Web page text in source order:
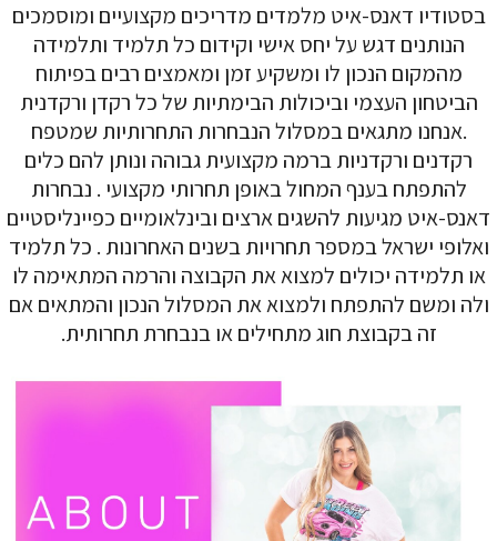
בסטודיו דאנס-איט מלמדים מדריכים מקצועיים ומוסמכים
הנותנים דגש על יחס אישי וקידום כל תלמיד ותלמידה
מהמקום הנכון לו ומשקיע זמן ומאמצים רבים בפיתוח
הביטחון העצמי וביכולות הבימתיות של כל רקדן ורקדנית
.אנחנו מתגאים במסלול הנבחרות התחרותיות שמטפח
רקדנים ורקדניות ברמה מקצועית גבוהה ונותן להם כלים
להתפתח בענף המחול באופן תחרותי מקצועי . נבחרות
דאנס-איט מגיעות להשגים ארצים ובינלאומיים כפיינליסטיים
ואלופי ישראל במספר תחרויות בשנים האחרונות . כל תלמיד
או תלמידה יכולים למצוא את הקבוצה והרמה המתאימה לו
ולה ומשם להתפתח ולמצוא את המסלול הנכון והמתאים אם
זה בקבוצת חוג מתחילים או בנבחרת תחרותית.